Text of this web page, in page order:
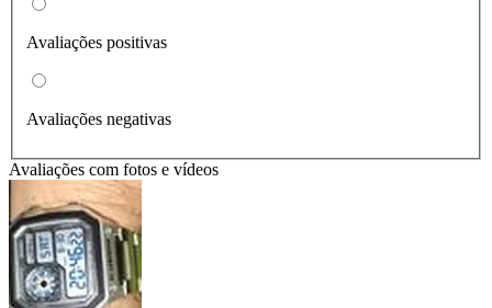
Avaliações positivas
Avaliações negativas
Avaliações com fotos e vídeos